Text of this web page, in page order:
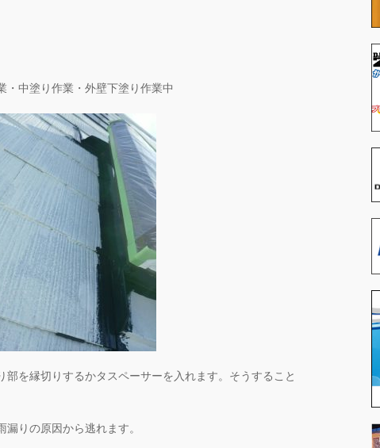
中塗り作業・外壁下塗り作業中
を縁切りするかタスペーサーを入れます。そうすること
りの原因から逃れます。